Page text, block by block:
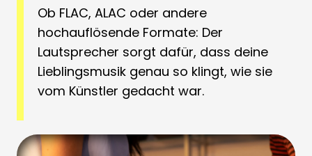
Ob FLAC, ALAC oder andere
hochauflösende Formate: Der
Lautsprecher sorgt dafür, dass deine
Lieblingsmusik genau so klingt, wie sie
vom Künstler gedacht war.